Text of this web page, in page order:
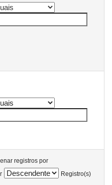
registros por
Registro(s)